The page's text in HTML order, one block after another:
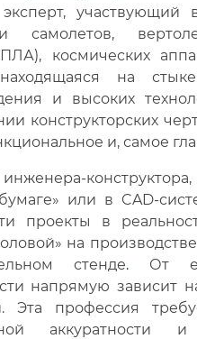
эксперт,
самолетов,
космических
на
и высоких
конструкторских
и, самое
или в CAD-
проекты в
на
стенде.От
напрямую зависит
Эта профессия